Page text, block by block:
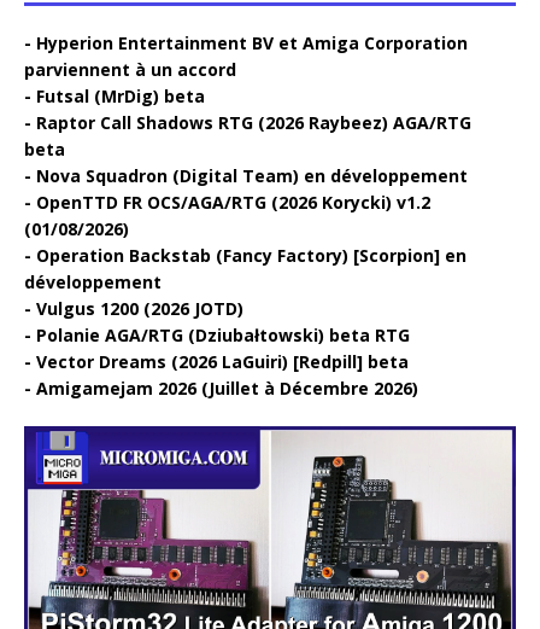
Hyperion Entertainment BV et Amiga Corporation
parviennent à un accord
Futsal (MrDig) beta
Raptor Call Shadows RTG (2026 Raybeez) AGA/RTG
beta
Nova Squadron (Digital Team) en développement
OpenTTD FR OCS/AGA/RTG (2026 Korycki) v1.2
(01/08/2026)
Operation Backstab (Fancy Factory) [Scorpion] en
développement
Vulgus 1200 (2026 JOTD)
Polanie AGA/RTG (Dziubałtowski) beta RTG
Vector Dreams (2026 LaGuiri) [Redpill] beta
Amigamejam 2026 (Juillet à Décembre 2026)